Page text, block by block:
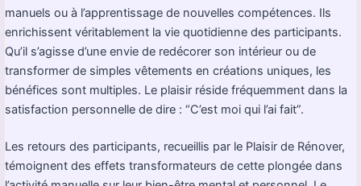
manuels ou à l’apprentissage de nouvelles compétences. Ils
enrichissent véritablement la vie quotidienne des participants.
Qu’il s’agisse d’une envie de redécorer son intérieur ou de
transformer de simples vêtements en créations uniques, les
bénéfices sont multiples. Le plaisir réside fréquemment dans la
satisfaction personnelle de dire : “C’est moi qui l’ai fait”.
Les retours des participants, recueillis par le Plaisir de Rénover,
témoignent des effets transformateurs de cette plongée dans